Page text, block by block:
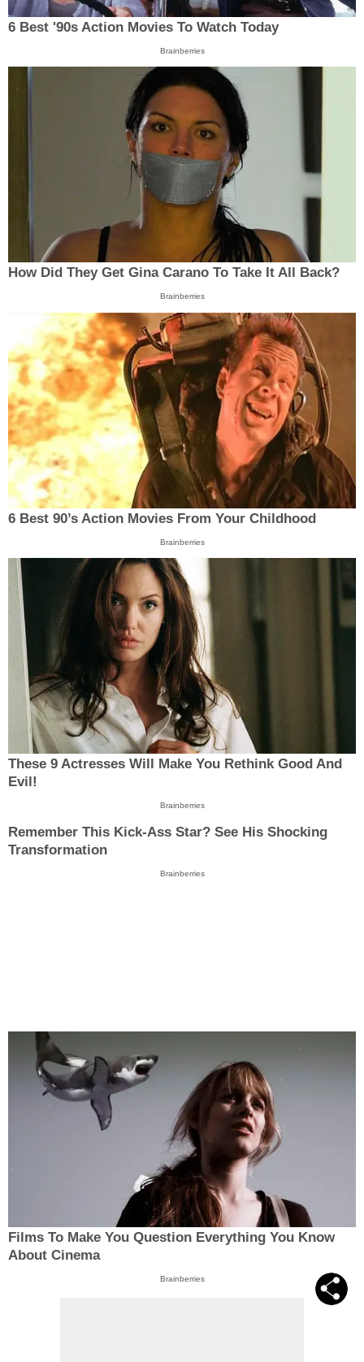
6 Best '90s Action Movies To Watch Today
Brainberries
How Did They Get Gina Carano To Take It All Back?
Brainberries
6 Best 90’s Action Movies From Your Childhood
Brainberries
These 9 Actresses Will Make You Rethink Good And
Evil!
Brainberries
Remember This Kick-Ass Star? See His Shocking
Transformation
Brainberries
Films To Make You Question Everything You Know
About Cinema
Brainberries